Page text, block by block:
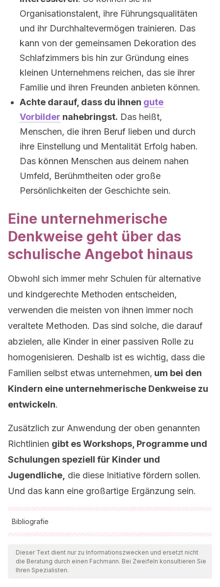
Organisationstalent, ihre Führungsqualitäten
und ihr Durchhaltevermögen trainieren. Das
kann von der gemeinsamen Dekoration des
Schlafzimmers bis hin zur Gründung eines
kleinen Unternehmens reichen, das sie ihrer
Familie und ihren Freunden anbieten können.
Achte darauf, dass du ihnen gute
Vorbilder nahebringst. Das heißt,
Menschen, die ihren Beruf lieben und durch
ihre Einstellung und Mentalität Erfolg haben.
Das können Menschen aus deinem nahen
Umfeld, Berühmtheiten oder große
Persönlichkeiten der Geschichte sein.
Eine unternehmerische
Denkweise geht über das
schulische Angebot hinaus
Obwohl sich immer mehr Schulen für alternative
und kindgerechte Methoden entscheiden,
verwenden die meisten von ihnen immer noch
veraltete Methoden. Das sind solche, die darauf
abzielen, alle Kinder in einer passiven Rolle zu
homogenisieren. Deshalb ist es wichtig, dass die
Familien selbst etwas unternehmen, um bei den
Kindern eine unternehmerische Denkweise zu
entwickeln.
Zusätzlich zur Anwendung der oben genannten
Richtlinien gibt es Workshops, Programme und
Schulungen speziell für Kinder und
Jugendliche, die diese Initiative fördern sollen.
Und das kann eine großartige Ergänzung sein.
Bibliografie
Alle zitierten Quellen wurden von unserem Team gründlich
geprüft, um deren Qualität, Verlässlichkeit, Aktualität und
Gültigkeit zu gewährleisten. Die Bibliographie dieses Artikels
Dieser Text dient nur zu Informationszwecken und ersetzt nicht
die Beratung durch einen Fachmann. Bei Zweifeln konsultieren Sie
Ihren Spezialisten.